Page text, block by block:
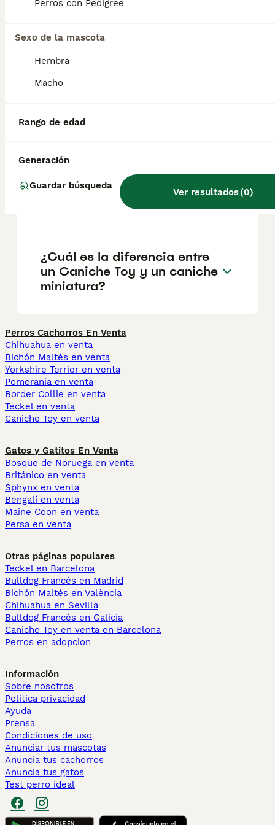
Perros con Pedigree
Sexo de la mascota
Hembra
Macho
Rango de edad
Generación
Guardar búsqueda
Ver resultados(0)
caniches toy?
¿Qué color de caniche toy es
¿Cuál es la diferencia entre
un Caniche Toy y un caniche
miniatura?
Perros Cachorros En Venta
Chihuahua en venta
Bichón Maltés en venta
Yorkshire Terrier en venta
Pomerania en venta
Border Collie en venta
Teckel en venta
Caniche Toy en venta
Gatos y Gatitos En Venta
Bosque de Noruega en venta
Británico en venta
Sphynx en venta
Bengalí en venta
Maine Coon en venta
Persa en venta
Otras páginas populares
Teckel en Barcelona
Bulldog Francés en Madrid
Bichón Maltés en València
Chihuahua en Sevilla
Bulldog Francés en Galicia
Caniche Toy en venta en Barcelona
Perros en adopcion
Información
Sobre nosotros
Politica privacidad
Ayuda
Prensa
Condiciones de uso
Anunciar tus mascotas
Anuncia tus cachorros
Anuncia tus gatos
Test perro ideal